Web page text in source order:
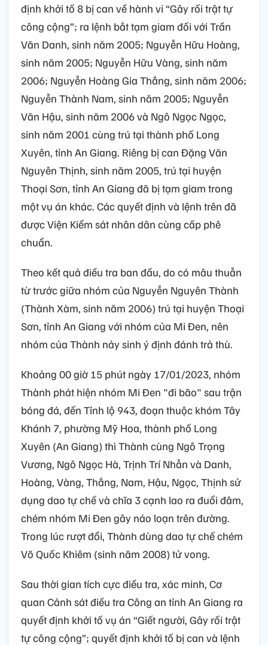
định khởi tố 8 bị can về hành vi “Gây rối trật tự
công cộng”; ra lệnh bắt tạm giam đối với Trần
Văn Danh, sinh năm 2005; Nguyễn Hữu Hoàng,
sinh năm 2005; Nguyễn Hữu Vàng, sinh năm
2006; Nguyễn Hoàng Gia Thắng, sinh năm 2006;
Nguyễn Thành Nam, sinh năm 2005; Nguyễn
Văn Hậu, sinh năm 2006 và Ngô Ngọc Ngọc,
sinh năm 2001 cùng trú tại thành phố Long
Xuyên, tỉnh An Giang. Riêng bị can Đặng Văn
Nguyên Thịnh, sinh năm 2005, trú tại huyện
Thoại Sơn, tỉnh An Giang đã bị tạm giam trong
một vụ án khác. Các quyết định và lệnh trên đã
được Viện Kiểm sát nhân dân cùng cấp phê
chuẩn.
Theo kết quả điều tra ban đầu, do có mâu thuẫn
từ trước giữa nhóm của Nguyễn Nguyên Thành
(Thành Xàm, sinh năm 2006) trú tại huyện Thoại
Sơn, tỉnh An Giang với nhóm của Mi Đen, nên
nhóm của Thành nảy sinh ý định đánh trả thù.
Khoảng 00 giờ 15 phút ngày 17/01/2023, nhóm
Thành phát hiện nhóm Mi Đen "đi bão" sau trận
bóng đá, đến Tỉnh lộ 943, đoạn thuộc khóm Tây
Khánh 7, phường Mỹ Hoa, thành phố Long
Xuyên (An Giang) thì Thành cùng Ngô Trọng
Vương, Ngô Ngọc Hà, Trịnh Trí Nhẫn và Danh,
Hoàng, Vàng, Thắng, Nam, Hậu, Ngọc, Thịnh sử
dụng dao tự chế và chĩa 3 cạnh lao ra đuổi đâm,
chém nhóm Mi Đen gây náo loạn trên đường.
Trong lúc rượt đổi, Thành dùng dao tự chế chém
Võ Quốc Khiêm (sinh năm 2008) tử vong.
Sau thời gian tích cực điều tra, xác minh, Cơ
quan Cảnh sát điều tra Công an tỉnh An Giang ra
quyết định khởi tố vụ án “Giết người, Gây rối trật
tự công cộng”; quyết định khởi tố bị can và lệnh